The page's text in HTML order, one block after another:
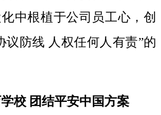
中根植于公司员工心，创
议防线 人权任何人有责”的
校 团结平安中国方案